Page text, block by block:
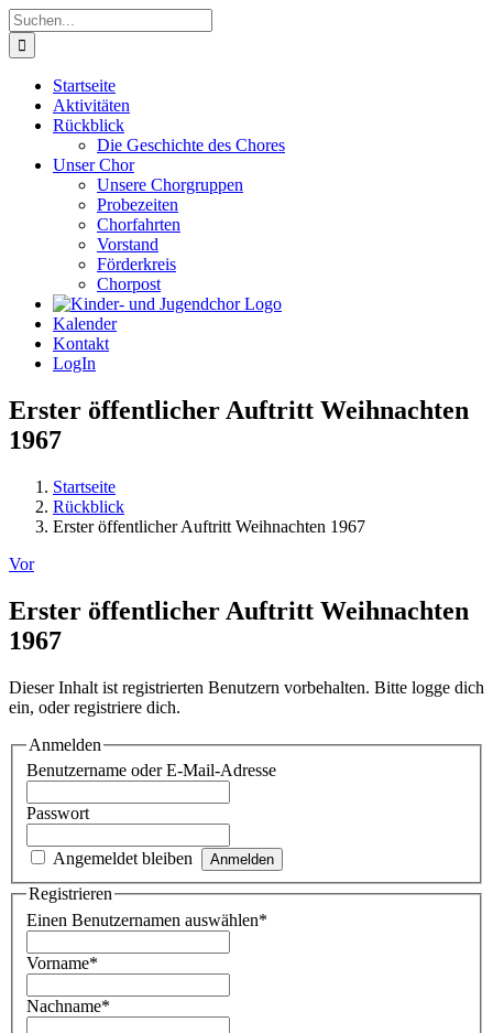
Zum
Inhalt
springen
Suche
nach:
Startseite
Aktivitäten
Rückblick
Die Geschichte des Chores
Unser Chor
Unsere Chorgruppen
Probezeiten
Chorfahrten
Vorstand
Förderkreis
Chorpost
Kalender
Kontakt
LogIn
Erster öffentlicher Auftritt Weihnachten
1967
Startseite
Rückblick
Erster öffentlicher Auftritt Weihnachten 1967
Vor
Erster öffentlicher Auftritt Weihnachten
1967
Dieser Inhalt ist registrierten Benutzern vorbehalten. Bitte logge dich
ein, oder registriere dich.
Anmelden
Benutzername oder E-Mail-Adresse
Passwort
Angemeldet bleiben
Registrieren
Einen Benutzernamen auswählen*
Vorname*
Nachname*